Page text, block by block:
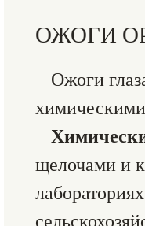
ОЖОГИ
Ожоги
щелочами и